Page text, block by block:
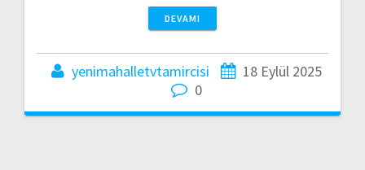
DEVAMI
yenimahalletvtamircisi
18 Eylül 2025
0